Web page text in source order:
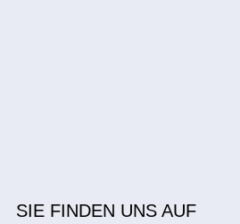
SIE FINDEN UNS AUF